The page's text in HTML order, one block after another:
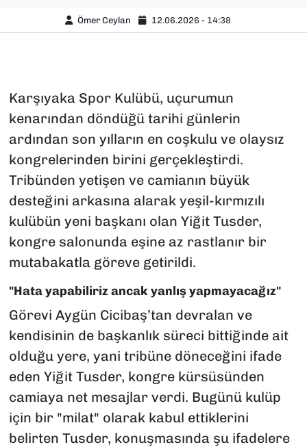
Ömer Ceylan 12.06.2026 - 14:38
Karşıyaka Spor Kulübü, uçurumun
kenarından döndüğü tarihi günlerin
ardından son yılların en coşkulu ve olaysız
kongrelerinden birini gerçekleştirdi.
Tribünden yetişen ve camianın büyük
desteğini arkasına alarak yeşil-kırmızılı
kulübün yeni başkanı olan Yiğit Tusder,
kongre salonunda eşine az rastlanır bir
mutabakatla göreve getirildi.
"Hata yapabiliriz ancak yanlış yapmayacağız"
Görevi Aygün Cicibaş’tan devralan ve
kendisinin de başkanlık süreci bittiğinde ait
olduğu yere, yani tribüne döneceğini ifade
eden Yiğit Tusder, kongre kürsüsünden
camiaya net mesajlar verdi. Bugünü kulüp
için bir "milat" olarak kabul ettiklerini
belirten Tusder, konuşmasında şu ifadelere